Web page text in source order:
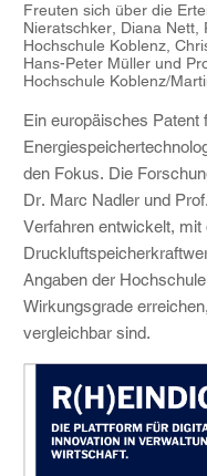
Freuten sich über die
Nieratschker, Diana Nett,
Hochschule Koblenz,
Hans-Peter Müller und
Hochschule Koblenz/
Ein europäisches Patent
den Fokus. Die
Dr. Marc Nadler und
Verfahren entwickelt,
Angaben der
Wirkungsgrade
vergleichbar sind.